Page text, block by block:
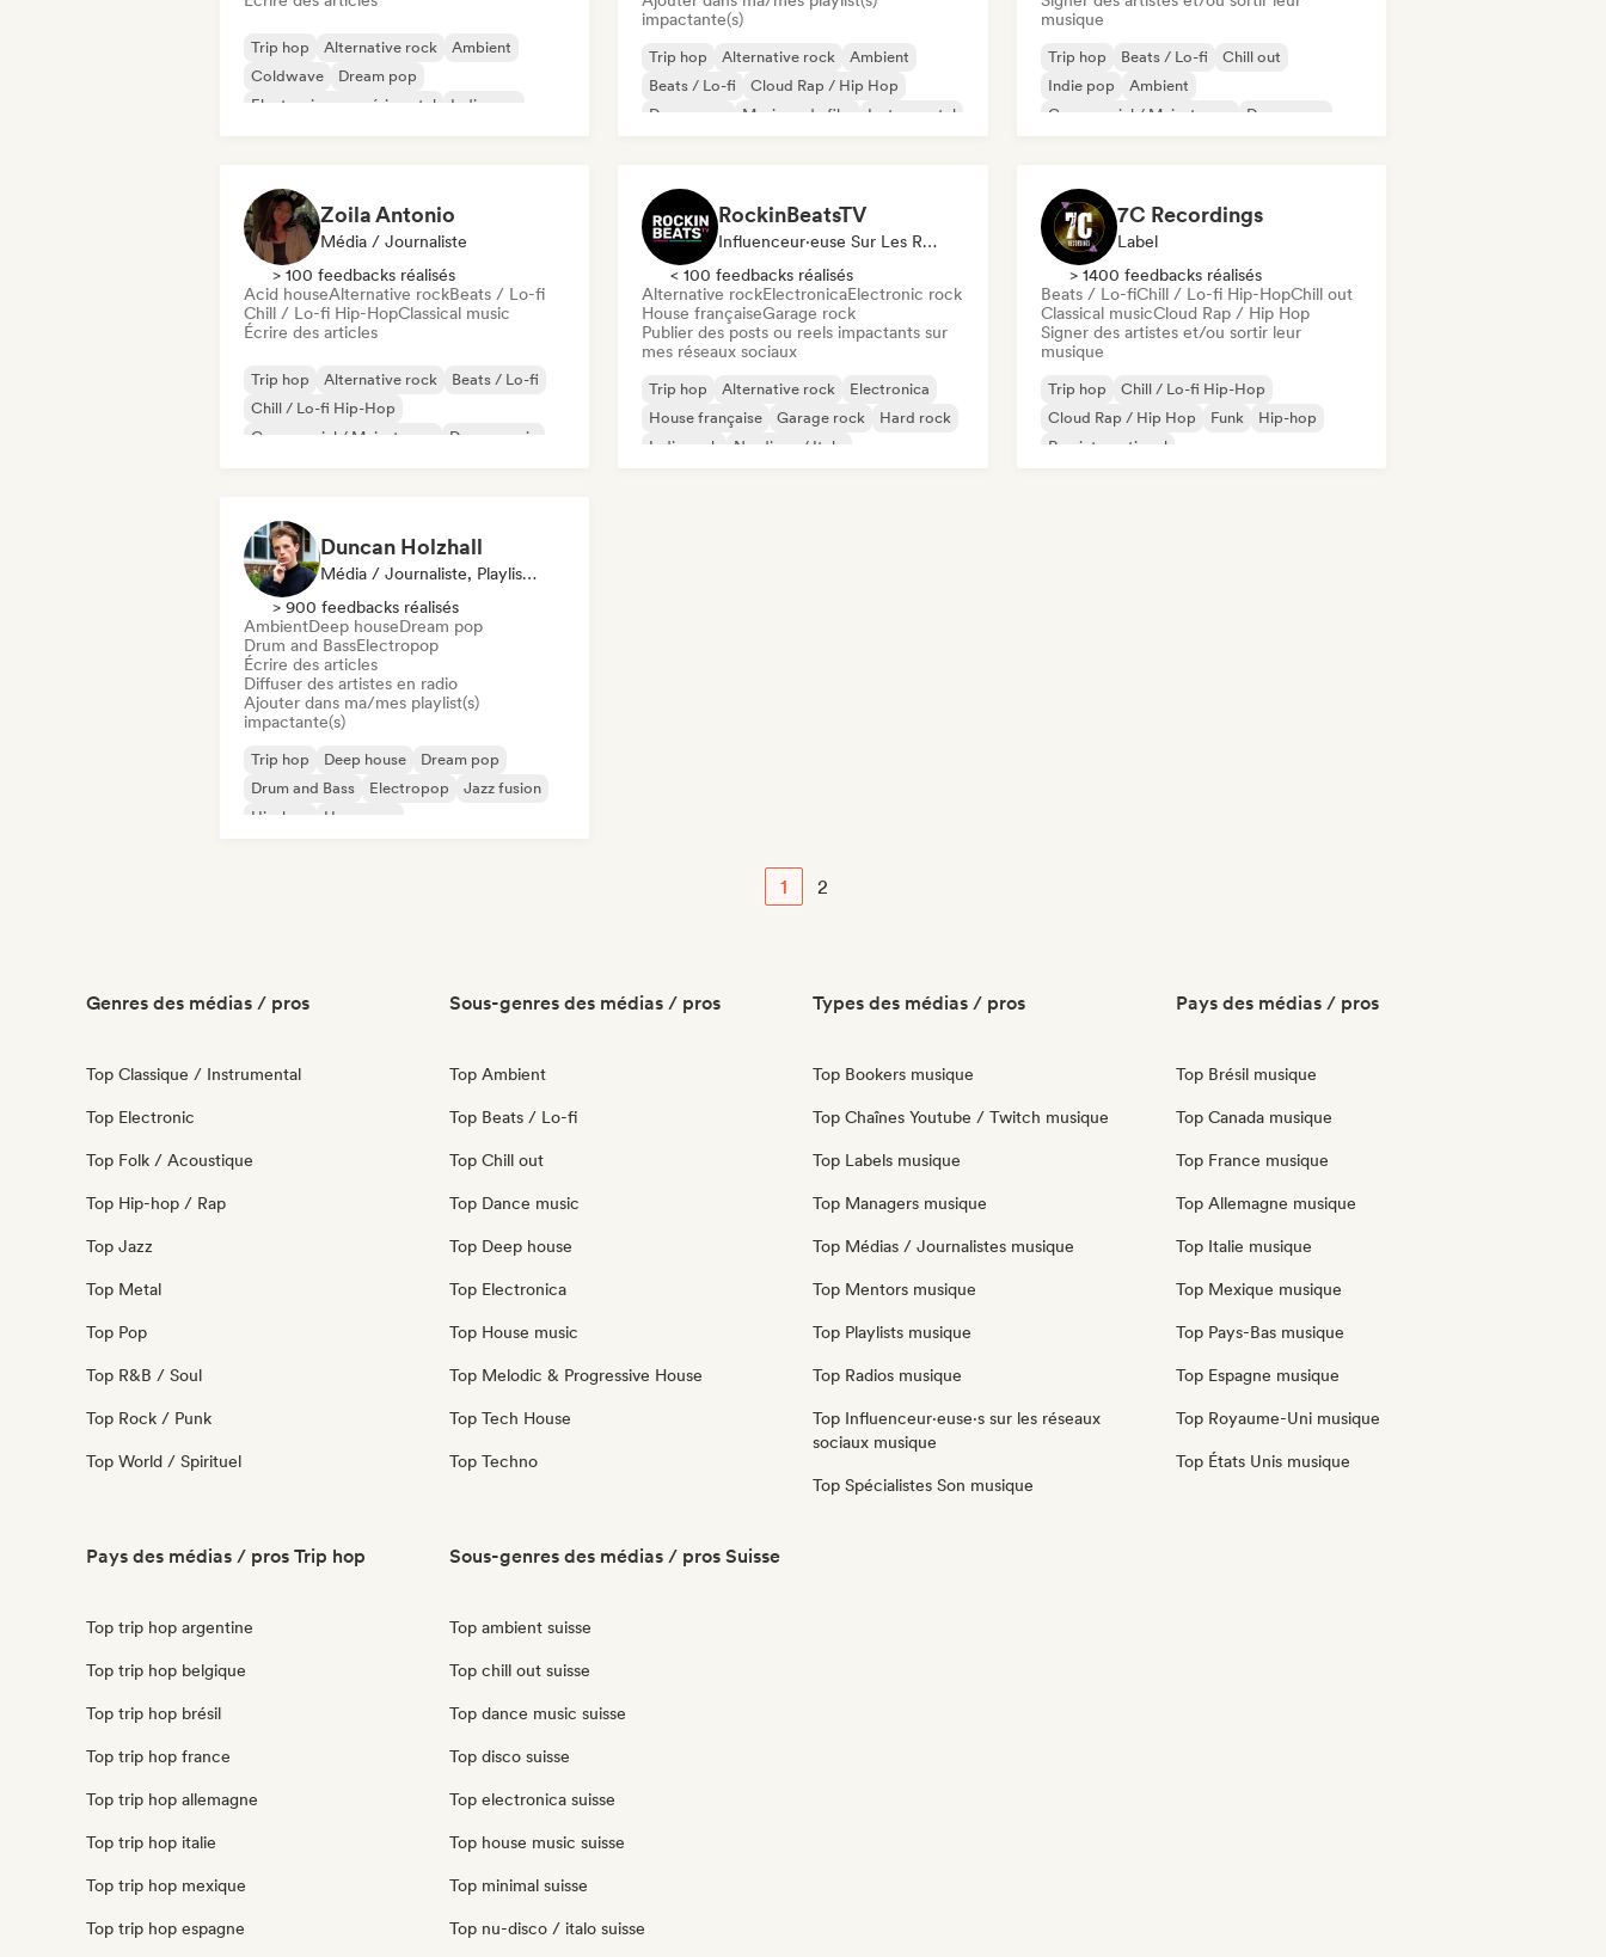
Trip hop Alternative rock
Ambient
Coldwave
Dream pop
Electronique expérimental
Indie pop
impactante(s)
Trip hop Alternative rock
Ambient
Beats / Lo-fi
Cloud Rap / Hip Hop
Dream pop
Musique de film Instrumental
musique
Trip hop Beats / Lo-fi
Chill out
Indie pop
Ambient
Commercial / Mainstream
Dream pop
Zoila Antonio
Média / Journaliste
> 100 feedbacks réalisés
Acid houseAlternative rockBeats / Lo-fi
Chill / Lo-fi Hip-HopClassical music
Écrire des articles
Trip hop Alternative rock
Beats / Lo-fi
Chill / Lo-fi Hip-Hop
Commercial / Mainstream
Dance music
RockinBeatsTV
Influenceur·euse Sur Les Réseaux Sociaux
< 100 feedbacks réalisés
Alternative rockElectronicaElectronic rock
House françaiseGarage rock
Publier des posts ou reels impactants sur
mes réseaux sociaux
Trip hop Alternative rock
Electronica
House française
Garage rock
Hard rock
Indie rock
Nu-disco / Italo
7C Recordings
Label
> 1400 feedbacks réalisés
Beats / Lo-fiChill / Lo-fi Hip-HopChill out
Classical musicCloud Rap / Hip Hop
Signer des artistes et/ou sortir leur
musique
Trip hop
Chill / Lo-fi Hip-Hop
Cloud Rap / Hip Hop
Funk
Hip-hop
Rap international
Duncan Holzhall
Média / Journaliste, Playlist, Radio
> 900 feedbacks réalisés
AmbientDeep houseDream pop
Drum and BassElectropop
Écrire des articles
Diffuser des artistes en radio
Ajouter dans ma/mes playlist(s)
impactante(s)
Trip hop Deep house
Dream pop
Drum and Bass
Electropop
Jazz fusion
Hip-hop
Hyperpop
1 2
Genres des médias / pros
Top Classique / Instrumental
Top Electronic
Top Folk / Acoustique
Top Hip-hop / Rap
Top Jazz
Top Metal
Top Pop
Top R&B / Soul
Top Rock / Punk
Top World / Spirituel
Sous-genres des médias / pros
Top Ambient
Top Beats / Lo-fi
Top Chill out
Top Dance music
Top Deep house
Top Electronica
Top House music
Top Melodic & Progressive House
Top Tech House
Top Techno
Types des médias / pros
Top Bookers musique
Top Chaînes Youtube / Twitch musique
Top Labels musique
Top Managers musique
Top Médias / Journalistes musique
Top Mentors musique
Top Playlists musique
Top Radios musique
Top Influenceur·euse·s sur les réseaux
sociaux musique
Top Spécialistes Son musique
Pays des médias / pros
Top Brésil musique
Top Canada musique
Top France musique
Top Allemagne musique
Top Italie musique
Top Mexique musique
Top Pays-Bas musique
Top Espagne musique
Top Royaume-Uni musique
Top États Unis musique
Pays des médias / pros Trip hop
Top trip hop argentine
Top trip hop belgique
Top trip hop brésil
Top trip hop france
Top trip hop allemagne
Top trip hop italie
Top trip hop mexique
Top trip hop espagne
Sous-genres des médias / pros Suisse
Top ambient suisse
Top chill out suisse
Top dance music suisse
Top disco suisse
Top electronica suisse
Top house music suisse
Top minimal suisse
Top nu-disco / italo suisse